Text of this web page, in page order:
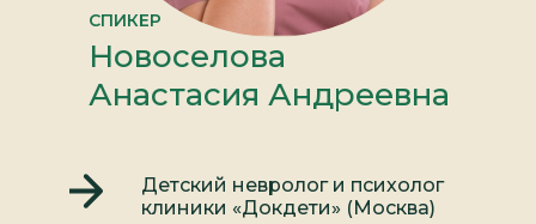
СПИКЕР
Новоселова
Анастасия Андреевна
Детский невролог и психолог
клиники «Докдети» (Москва)